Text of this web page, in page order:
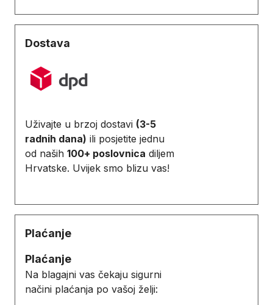
Dostava
Uživajte u brzoj dostavi (3-5
radnih dana) ili posjetite jednu
od naših 100+ poslovnica diljem
Hrvatske. Uvijek smo blizu vas!
Plaćanje
Plaćanje
Na blagajni vas čekaju sigurni
načini plaćanja po vašoj želji: